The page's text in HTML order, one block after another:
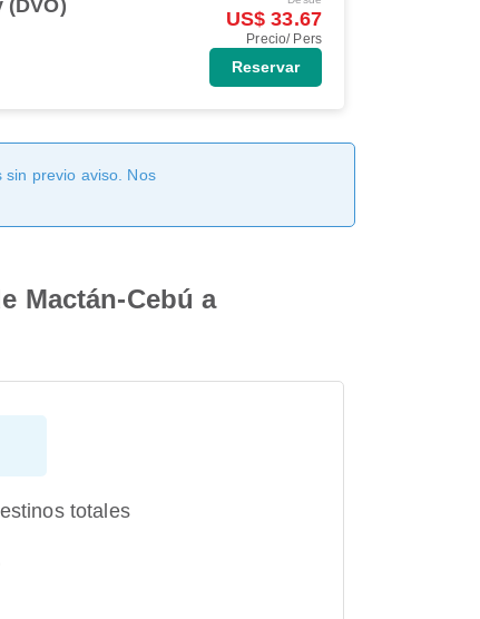
(DVO)
US$ 33.67
Precio/ Pers
Reservar
previo aviso. Nos
Mactán-Cebú a
totales